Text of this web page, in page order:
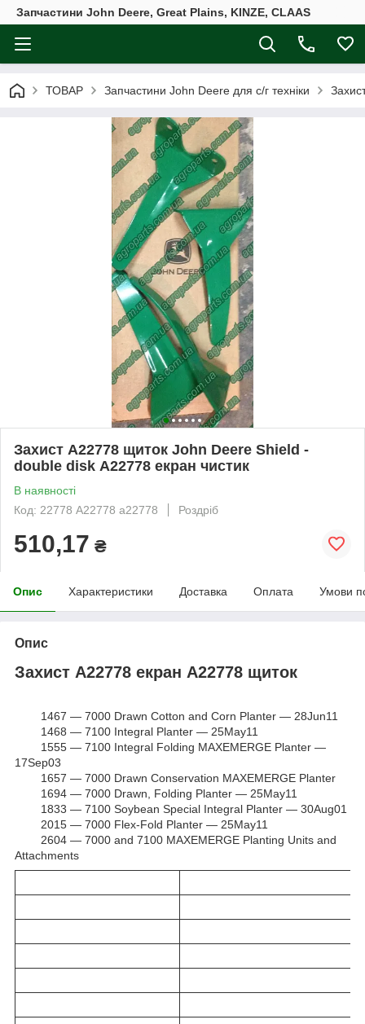
Запчастини John Deere, Great Plains, KINZE, CLAAS
ТОВАР Запчастини John Deere для с/г техніки
Захист A22778 щиток John Deere Shield -
double disk А22778 екран чистик
В наявності
Код: 22778 A22778 а22778
Роздріб
510,17 ₴
Опис Характеристики Доставка Оплата Умови
Опис
Захист A22778 екран А22778 щиток
1467 ― 7000 Drawn Cotton and Corn Planter ― 28Jun11
1468 ― 7100 Integral Planter ― 25May11
1555 ― 7100 Integral Folding MAXEMERGE Planter ―
17Sep03
1657 ― 7000 Drawn Conservation MAXEMERGE Planter
1694 ― 7000 Drawn, Folding Planter ― 25May11
1833 ― 7100 Soybean Special Integral Planter ― 30Aug01
2015 ― 7000 Flex-Fold Planter ― 25May11
2604 ― 7000 and 7100 MAXEMERGE Planting Units and
Attachments